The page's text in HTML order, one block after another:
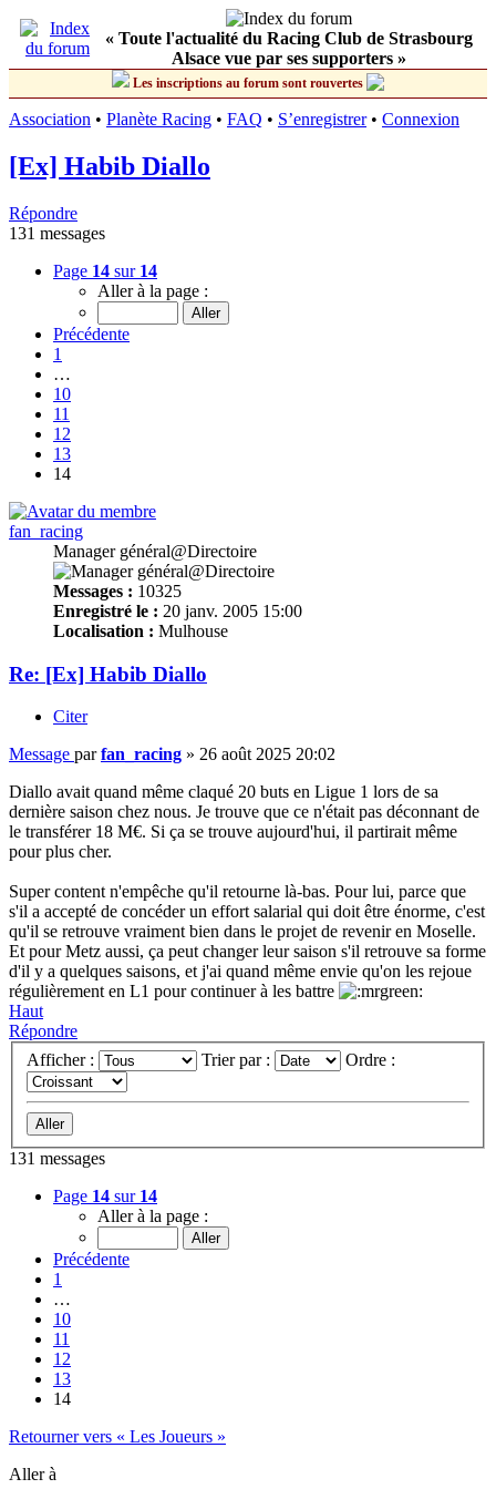
« Toute l'actualité du Racing Club de Strasbourg
Alsace vue par ses supporters »
Les inscriptions au forum sont rouvertes
Association • Planète Racing • FAQ • S’enregistrer• Connexion
[Ex] Habib Diallo
Répondre
131 messages
Page 14 sur 14
Aller à la page :
Précédente
1
…
10
11
12
13
14
fan_racing
Manager général@Directoire
Messages : 10325
Enregistré le : 20 janv. 2005 15:00
Localisation : Mulhouse
Re: [Ex] Habib Diallo
Citer
Message parfan_racing » 26 août 2025 20:02
Diallo avait quand même claqué 20 buts en Ligue 1 lors de sa
dernière saison chez nous. Je trouve que ce n'était pas déconnant de
le transférer 18 M€. Si ça se trouve aujourd'hui, il partirait même
pour plus cher.
Super content n'empêche qu'il retourne là-bas. Pour lui, parce que
s'il a accepté de concéder un effort salarial qui doit être énorme, c'est
qu'il se retrouve vraiment bien dans le projet de revenir en Moselle.
Et pour Metz aussi, ça peut changer leur saison s'il retrouve sa forme
d'il y a quelques saisons, et j'ai quand même envie qu'on les rejoue
régulièrement en L1 pour continuer à les battre
Haut
Répondre
Afficher :
Trier par : Ordre :
131 messages
Page 14 sur 14
Aller à la page :
Précédente
1
…
10
11
12
13
14
Retourner vers « Les Joueurs »
Aller à